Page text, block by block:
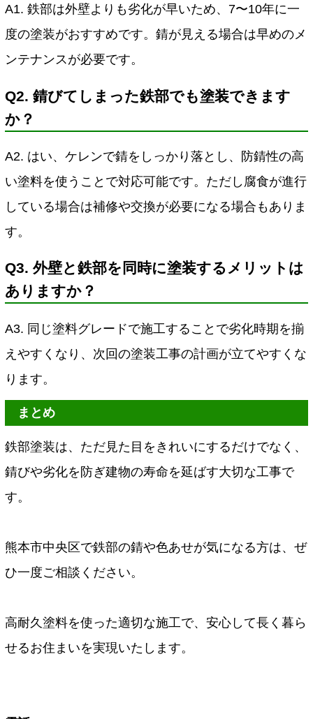
A1. 鉄部は外壁よりも劣化が早いため、7〜10年に一
度の塗装がおすすめです。錆が見える場合は早めのメ
ンテナンスが必要です。
Q2. 錆びてしまった鉄部でも塗装できます
か？
A2. はい、ケレンで錆をしっかり落とし、防錆性の高
い塗料を使うことで対応可能です。ただし腐食が進行
している場合は補修や交換が必要になる場合もありま
す。
Q3. 外壁と鉄部を同時に塗装するメリットは
ありますか？
A3. 同じ塗料グレードで施工することで劣化時期を揃
えやすくなり、次回の塗装工事の計画が立てやすくな
ります。
まとめ
鉄部塗装は、ただ見た目をきれいにするだけでなく、
錆びや劣化を防ぎ建物の寿命を延ばす大切な工事で
す。
熊本市中央区で鉄部の錆や色あせが気になる方は、ぜ
ひ一度ご相談ください。
高耐久塗料を使った適切な施工で、安心して長く暮ら
せるお住まいを実現いたします。